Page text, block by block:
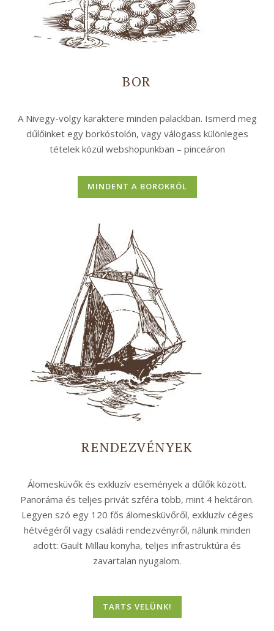
BOR
A Nivegy-völgy karaktere minden palackban. Ismerd meg
dűlőinket egy borkóstolón, vagy válogass különleges
tételek közül webshopunkban – pinceáron
MINDENT A BOROKRÓL
RENDEZVÉNYEK
Álomesküvők és exkluzív események a dűlők között.
Panoráma és teljes privát szféra több, mint 4 hektáron.
Legyen szó egy 120 fős álomesküvőről, exkluzív céges
hétvégéről vagy családi rendezvényről, nálunk minden
adott: Gault Millau konyha, teljes infrastruktúra és
zavartalan nyugalom.
TARTS VELÜNK!